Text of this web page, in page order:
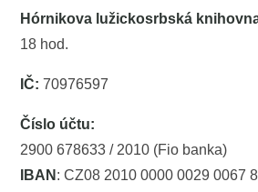
Hórnikova lužickosrbská
18 hod.
IČ: 70976597
Číslo účtu:
2900 678633 / 2010 (Fio banka)
IBAN : CZ08 2010 0000 0029 0067